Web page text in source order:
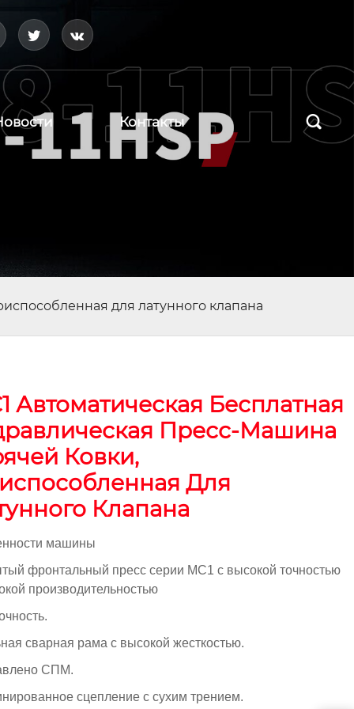
 
Контакты 
для латунного клапана
Автоматическая Бесплатная
Пресс-Машина
Ковки,
Для
Клапана
машины
фронтальный пресс серии MC1 с высокой точностью
производительностью
сварная рама с высокой жесткостью.
СПМ.
сцепление с сухим трением.